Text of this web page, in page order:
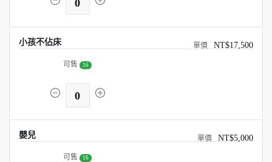
0
小孩不佔床 NT$17,500
可售 16
0
嬰兒 NT$5,000
可售 16